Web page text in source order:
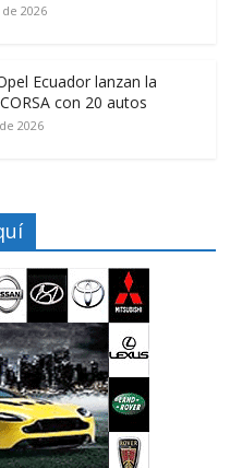
2026
Ecuador lanzan la
con 20 autos
2026